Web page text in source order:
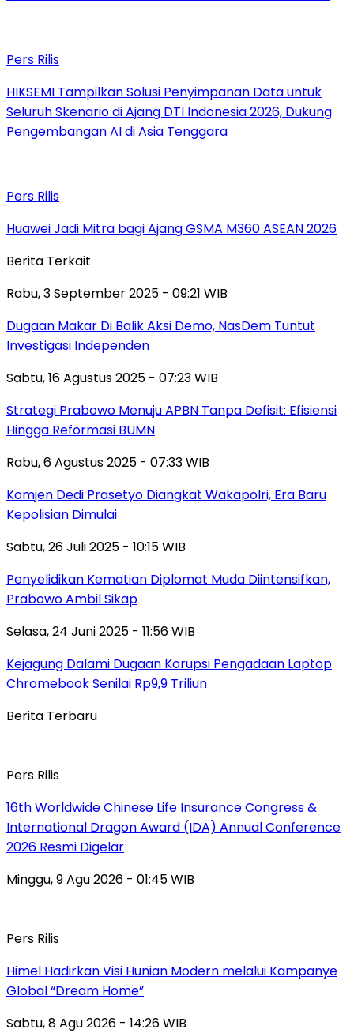
Pers Rilis
HIKSEMI Tampilkan Solusi Penyimpanan Data untuk
Seluruh Skenario di Ajang DTI Indonesia 2026, Dukung
Pengembangan AI di Asia Tenggara
Pers Rilis
Huawei Jadi Mitra bagi Ajang GSMA M360 ASEAN 2026
Berita Terkait
Rabu, 3 September 2025 - 09:21 WIB
Dugaan Makar Di Balik Aksi Demo, NasDem Tuntut
Investigasi Independen
Sabtu, 16 Agustus 2025 - 07:23 WIB
Strategi Prabowo Menuju APBN Tanpa Defisit: Efisiensi
Hingga Reformasi BUMN
Rabu, 6 Agustus 2025 - 07:33 WIB
Komjen Dedi Prasetyo Diangkat Wakapolri, Era Baru
Kepolisian Dimulai
Sabtu, 26 Juli 2025 - 10:15 WIB
Penyelidikan Kematian Diplomat Muda Diintensifkan,
Prabowo Ambil Sikap
Selasa, 24 Juni 2025 - 11:56 WIB
Kejagung Dalami Dugaan Korupsi Pengadaan Laptop
Chromebook Senilai Rp9,9 Triliun
Berita Terbaru
Pers Rilis
16th Worldwide Chinese Life Insurance Congress &
International Dragon Award (IDA) Annual Conference
2026 Resmi Digelar
Minggu, 9 Agu 2026 - 01:45 WIB
Pers Rilis
Himel Hadirkan Visi Hunian Modern melalui Kampanye
Global “Dream Home”
Sabtu, 8 Agu 2026 - 14:26 WIB